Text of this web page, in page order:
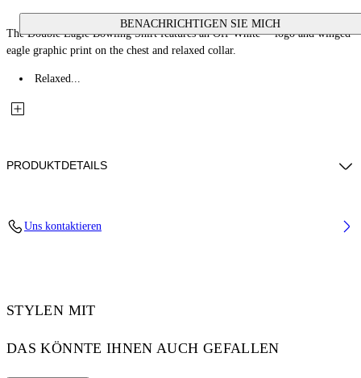
BENACHRICHTIGEN SIE MICH
The Double Eagle Bowling Shirt features an Off-White™ logo and winged
eagle graphic print on the chest and relaxed collar.
Relaxed...
PRODUKTDETAILS
Uns kontaktieren
STYLEN MIT
DAS KÖNNTE IHNEN AUCH GEFALLEN